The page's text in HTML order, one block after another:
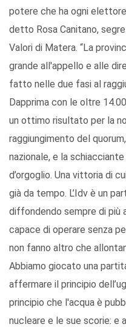
potere che ha ogni
detto Rosa Canitano,
Valori di Matera. “La
grande all'appello e alle
fatto nelle due fasi al
Dapprima con le oltre
un ottimo risultato per la
raggiungimento del
nazionale, e la
d’orgoglio. Una vittoria di
già da tempo. L’Idv è un
diffondendo sempre di più
capace di operare senza
non fanno altro che
Abbiamo giocato una
affermare il principio
principio che l'acqua è
nucleare e le sue scorie: e